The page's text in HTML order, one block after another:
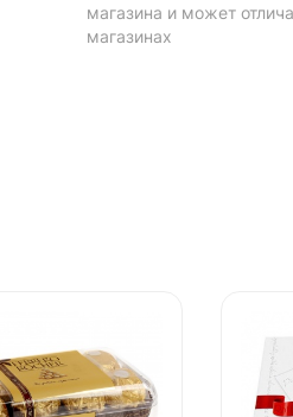
магазина и может
магазинах